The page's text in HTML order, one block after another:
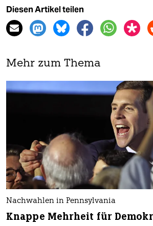
Diesen Artikel teilen
Mehr zum Thema
Nachwahlen in Pennsylvania
Knappe Mehrheit für